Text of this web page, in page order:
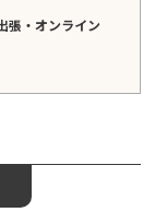
張・オンライン